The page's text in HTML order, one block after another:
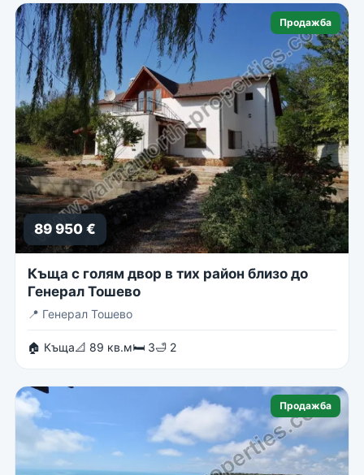
Продажба
89 950 €
Къща с голям двор в тих район близо до
Генерал Тошево
📍 Генерал Тошево
🏠 Къща📐 89 кв.м🛏 3🛁 2
Продажба